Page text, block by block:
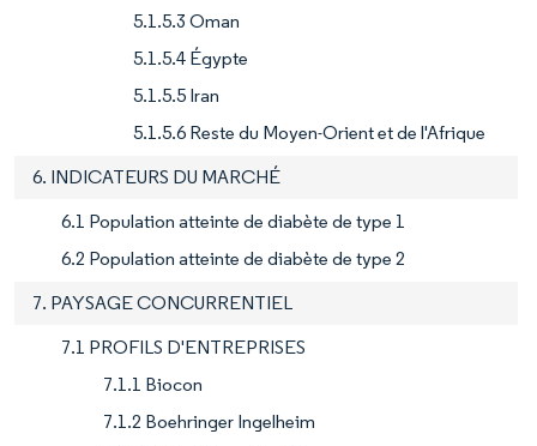
5.1.5.3 Oman
5.1.5.4 Égypte
5.1.5.5 Iran
5.1.5.6 Reste du Moyen-Orient et de l'Afrique
6. INDICATEURS DU MARCHÉ
6.1 Population atteinte de diabète de type 1
6.2 Population atteinte de diabète de type 2
7. PAYSAGE CONCURRENTIEL
7.1 PROFILS D'ENTREPRISES
7.1.1 Biocon
7.1.2 Boehringer Ingelheim